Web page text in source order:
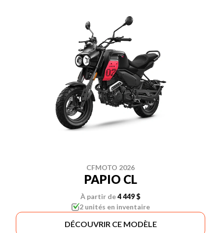
CFMOTO 2026
PAPIO CL
À partir de4 449 $
2 unités en inventaire
DÉCOUVRIR CE MODÈLE